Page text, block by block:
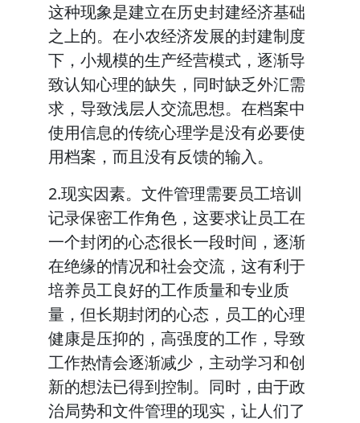
这种现象是建立在历史封建经济基础
之上的。在小农经济发展的封建制度
下，小规模的生产经营模式，逐渐导
致认知心理的缺失，同时缺乏外汇需
求，导致浅层人交流思想。在档案中
使用信息的传统心理学是没有必要使
用档案，而且没有反馈的输入。
2.现实因素。文件管理需要员工培训
记录保密工作角色，这要求让员工在
一个封闭的心态很长一段时间，逐渐
在绝缘的情况和社会交流，这有利于
培养员工良好的工作质量和专业质
量，但长期封闭的心态，员工的心理
健康是压抑的，高强度的工作，导致
工作热情会逐渐减少，主动学习和创
新的想法已得到控制。同时，由于政
治局势和文件管理的现实，让人们了